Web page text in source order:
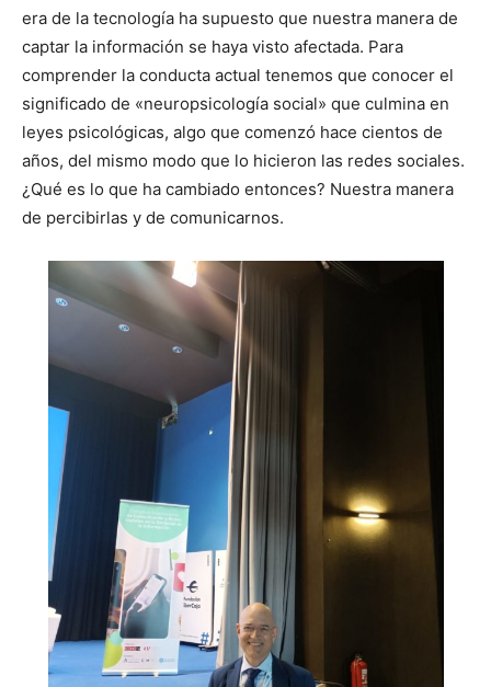
era de la tecnología ha supuesto que nuestra manera de
captar la información se haya visto afectada. Para
comprender la conducta actual tenemos que conocer el
significado de «neuropsicología social» que culmina en
leyes psicológicas, algo que comenzó hace cientos de
años, del mismo modo que lo hicieron las redes sociales.
¿Qué es lo que ha cambiado entonces? Nuestra manera
de percibirlas y de comunicarnos.